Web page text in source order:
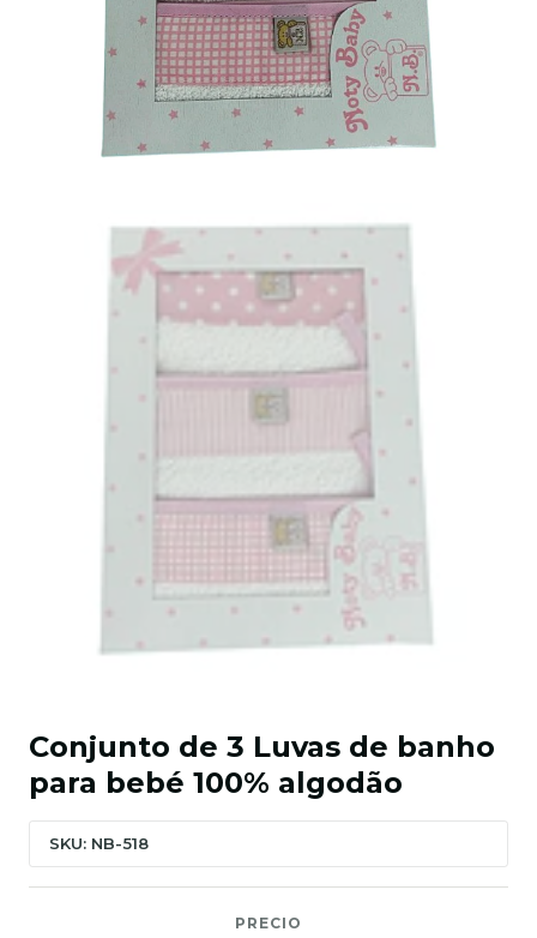
Conjunto de 3 Luvas de banho
para bebé 100% algodão
SKU: NB-518
PRECIO